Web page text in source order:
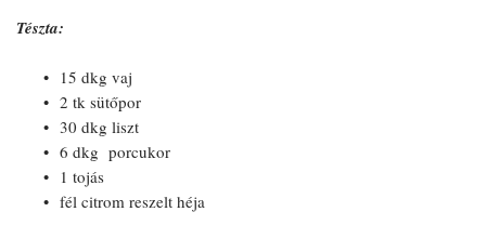
Tészta:
15 dkg vaj
2 tk sütőpor
30 dkg liszt
6 dkg porcukor
1 tojás
fél citrom reszelt héja